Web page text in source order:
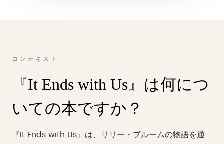
コンテキスト
『It Ends with Us』は何につ
いての本ですか？
『It Ends with Us』は、リリー・ブルームの物語を通